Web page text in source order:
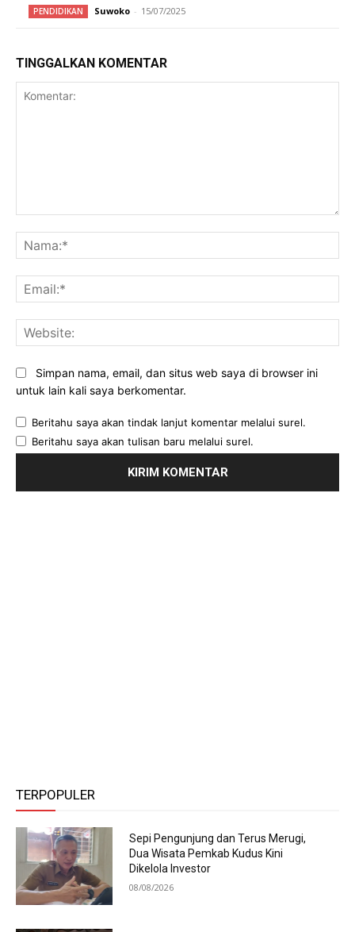
PENDIDIKAN Suwoko - 15/07/2025
TINGGALKAN KOMENTAR
Simpan nama, email, dan situs web saya di browser ini
untuk lain kali saya berkomentar.
Beritahu saya akan tindak lanjut komentar melalui surel.
Beritahu saya akan tulisan baru melalui surel.
TERPOPULER
Sepi Pengunjung dan Terus Merugi,
Dua Wisata Pemkab Kudus Kini
Dikelola Investor
08/08/2026